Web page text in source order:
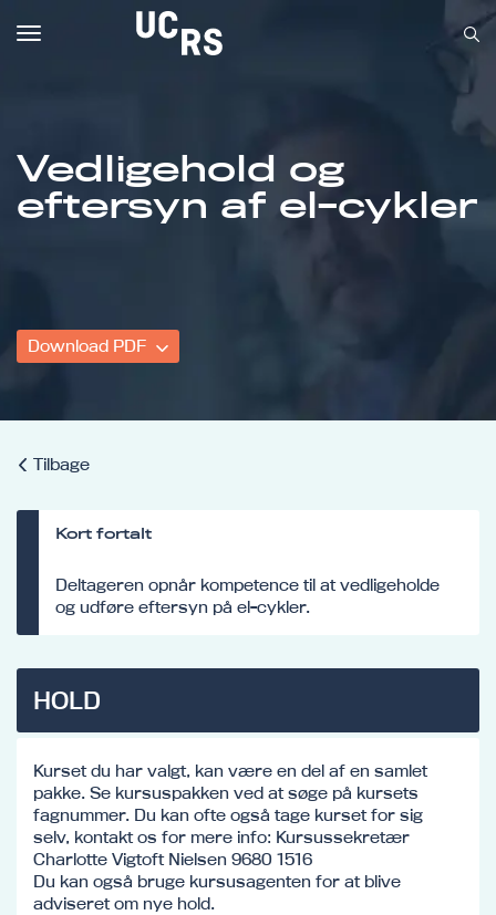
Om UCRS
Vedligehold og
eftersyn af el-cykler
Download PDF
Tilbage
Kort fortalt
Deltageren opnår kompetence til at vedligeholde
og udføre eftersyn på el-cykler.
HOLD
Kurset du har valgt, kan være en del af en samlet
pakke. Se kursuspakken ved at søge på kursets
fagnummer. Du kan ofte også tage kurset for sig
selv, kontakt os for mere info: Kursussekretær
Charlotte Vigtoft Nielsen 9680 1516
Du kan også bruge kursusagenten for at blive
adviseret om nye hold.